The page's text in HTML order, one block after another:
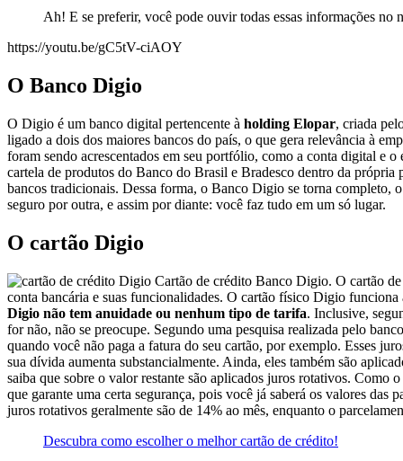
Ah! E se preferir, você pode ouvir todas essas informações no
https://youtu.be/gC5tV-ciAOY
O Banco Digio
O Digio é um banco digital pertencente à holding Elopar, criada
ligado a dois dos maiores bancos do país, o que gera relevância à
foram sendo acrescentados em seu portfólio, como a conta digital e
cartela de produtos do Banco do Brasil e Bradesco dentro da
bancos tradicionais. Dessa forma, o Banco Digio se torna completo,
seguro por outra, e assim por diante: você faz tudo em um só lugar.
O cartão Digio
Cartão de crédito Banco Digio. O cartão
conta bancária e suas funcionalidades. O cartão físico Digio
Digio não tem anuidade ou nenhum tipo de tarifa. Inclusive,
for não, não se preocupe. Segundo uma pesquisa realizada pelo
quando você não paga a fatura do seu cartão, por exemplo. Esses
sua dívida aumenta substancialmente. Ainda, eles também são
saiba que sobre o valor restante são aplicados juros rotativos.
que garante uma certa segurança, pois você já saberá os valores
juros rotativos geralmente são de 14% ao mês, enquanto o
Descubra como escolher o melhor cartão de crédito!